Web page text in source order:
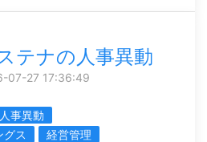
テナの人事異動
07-27 17:36:49
人事異動
グス
経営管理